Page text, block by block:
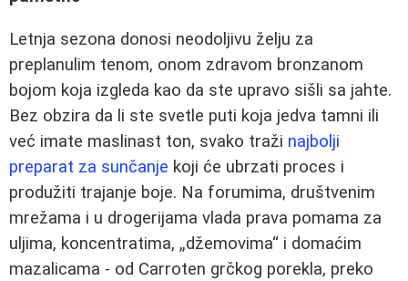
Letnja sezona donosi neodoljivu želju za
preplanulim tenom, onom zdravom bronzanom
bojom koja izgleda kao da ste upravo sišli sa jahte.
Bez obzira da li ste svetle puti koja jedva tamni ili
već imate maslinast ton, svako traži najbolji
preparat za sunčanje koji će ubrzati proces i
produžiti trajanje boje. Na forumima, društvenim
mrežama i u drogerijama vlada prava pomama za
uljima, koncentratima, „džemovima“ i domaćim
mazalicama - od Carroten grčkog porekla, preko